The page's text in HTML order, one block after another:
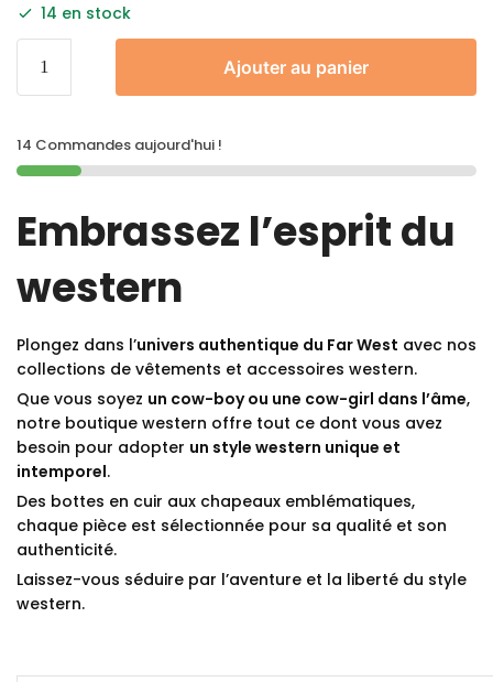
14 en stock
Ajouter au panier
14 Commandes aujourd'hui !
Embrassez l’esprit du
western
Plongez dans l’univers authentique du Far West avec nos
collections de vêtements et accessoires western.
Que vous soyez un cow-boy ou une cow-girl dans l’âme,
notre boutique western offre tout ce dont vous avez
besoin pour adopter un style western unique et
intemporel.
Des bottes en cuir aux chapeaux emblématiques,
chaque pièce est sélectionnée pour sa qualité et son
authenticité.
Laissez-vous séduire par l’aventure et la liberté du style
western.